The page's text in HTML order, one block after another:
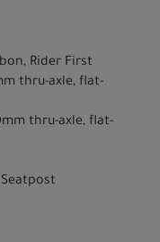
Rider First
thru-axle, flat-
thru-axle, flat-